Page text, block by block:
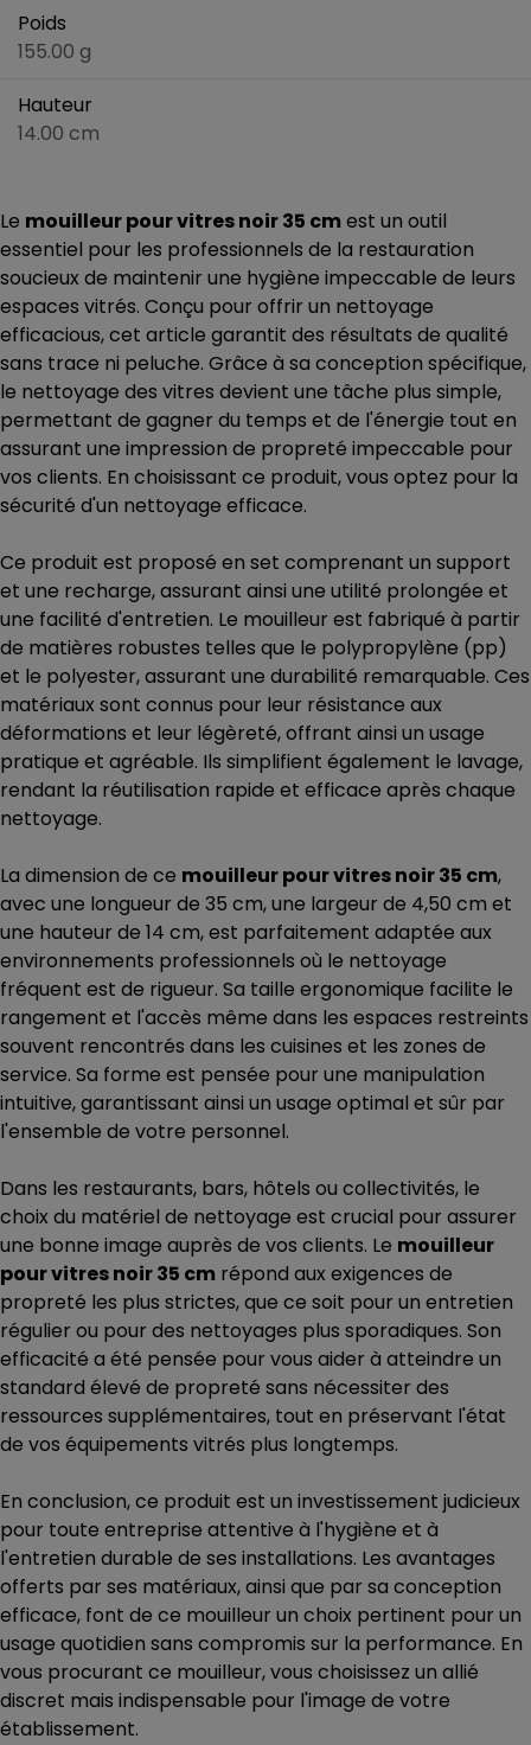
Poids
155.00 g
Hauteur
14.00 cm
Le mouilleur pour vitres noir 35 cmest un outil
essentiel pour les professionnels de la restauration
soucieux de maintenir une hygiène impeccable de leurs
espaces vitrés. Conçu pour offrir un nettoyage
efficacious, cet article garantit des résultats de qualité
sans trace ni peluche. Grâce à sa conception spécifique,
le nettoyage des vitres devient une tâche plus simple,
permettant de gagner du temps et de l'énergie tout en
assurant une impression de propreté impeccable pour
vos clients. En choisissant ce produit, vous optez pour la
sécurité d'un nettoyage efficace.
Ce produit est proposé en set comprenant un support
et une recharge, assurant ainsi une utilité prolongée et
une facilité d'entretien. Le mouilleur est fabriqué à partir
de matières robustes telles que le polypropylène (pp)
et le polyester, assurant une durabilité remarquable. Ces
matériaux sont connus pour leur résistance aux
déformations et leur légèreté, offrant ainsi un usage
pratique et agréable. Ils simplifient également le lavage,
rendant la réutilisation rapide et efficace après chaque
nettoyage.
La dimension de ce mouilleur pour vitres noir 35 cm,
avec une longueur de 35 cm, une largeur de 4,50 cm et
une hauteur de 14 cm, est parfaitement adaptée aux
environnements professionnels où le nettoyage
fréquent est de rigueur. Sa taille ergonomique facilite le
rangement et l'accès même dans les espaces restreints
souvent rencontrés dans les cuisines et les zones de
service. Sa forme est pensée pour une manipulation
intuitive, garantissant ainsi un usage optimal et sûr par
l'ensemble de votre personnel.
Dans les restaurants, bars, hôtels ou collectivités, le
choix du matériel de nettoyage est crucial pour assurer
une bonne image auprès de vos clients. Le mouilleur
pour vitres noir 35 cm répond aux exigences de
propreté les plus strictes, que ce soit pour un entretien
régulier ou pour des nettoyages plus sporadiques. Son
efficacité a été pensée pour vous aider à atteindre un
standard élevé de propreté sans nécessiter des
ressources supplémentaires, tout en préservant l'état
de vos équipements vitrés plus longtemps.
En conclusion, ce produit est un investissement judicieux
pour toute entreprise attentive à l'hygiène et à
l'entretien durable de ses installations. Les avantages
offerts par ses matériaux, ainsi que par sa conception
efficace, font de ce mouilleur un choix pertinent pour un
usage quotidien sans compromis sur la performance. En
vous procurant ce mouilleur, vous choisissez un allié
discret mais indispensable pour l'image de votre
établissement.